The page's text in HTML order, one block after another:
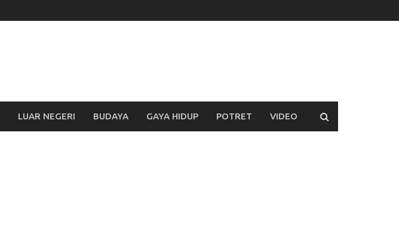
LUAR NEGERI BUDAYA GAYA HIDUP POTRET VIDEO